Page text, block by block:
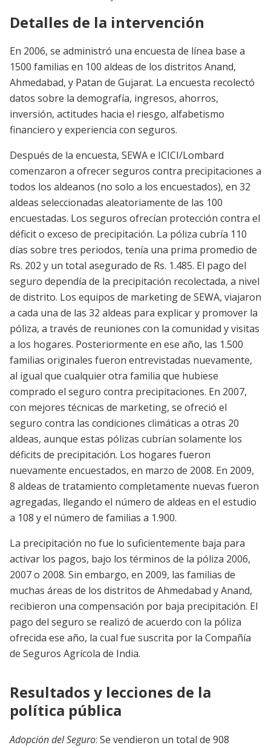
Detalles de la intervención
En 2006, se administró una encuesta de línea base a
1500 familias en 100 aldeas de los distritos Anand,
Ahmedabad, y Patan de Gujarat. La encuesta recolectó
datos sobre la demografía, ingresos, ahorros,
inversión, actitudes hacia el riesgo, alfabetismo
financiero y experiencia con seguros.
Después de la encuesta, SEWA e ICICI/Lombard
comenzaron a ofrecer seguros contra precipitaciones a
todos los aldeanos (no solo a los encuestados), en 32
aldeas seleccionadas aleatoriamente de las 100
encuestadas. Los seguros ofrecían protección contra el
déficit o exceso de precipitación. La póliza cubría 110
días sobre tres periodos, tenía una prima promedio de
Rs. 202 y un total asegurado de Rs. 1.485. El pago del
seguro dependía de la precipitación recolectada, a nivel
de distrito. Los equipos de marketing de SEWA, viajaron
a cada una de las 32 aldeas para explicar y promover la
póliza, a través de reuniones con la comunidad y visitas
a los hogares. Posteriormente en ese año, las 1.500
familias originales fueron entrevistadas nuevamente,
al igual que cualquier otra familia que hubiese
comprado el seguro contra precipitaciones. En 2007,
con mejores técnicas de marketing, se ofreció el
seguro contra las condiciones climáticas a otras 20
aldeas, aunque estas pólizas cubrían solamente los
déficits de precipitación. Los hogares fueron
nuevamente encuestados, en marzo de 2008. En 2009,
8 aldeas de tratamiento completamente nuevas fueron
agregadas, llegando el número de aldeas en el estudio
a 108 y el número de familias a 1.900.
La precipitación no fue lo suficientemente baja para
activar los pagos, bajo los términos de la póliza 2006,
2007 o 2008. Sin embargo, en 2009, las familias de
muchas áreas de los distritos de Ahmedabad y Anand,
recibieron una compensación por baja precipitación. El
pago del seguro se realizó de acuerdo con la póliza
ofrecida ese año, la cual fue suscrita por la Compañía
de Seguros Agrícola de India.
Resultados y lecciones de la
política pública
Adopción del Seguro: Se vendieron un total de 908